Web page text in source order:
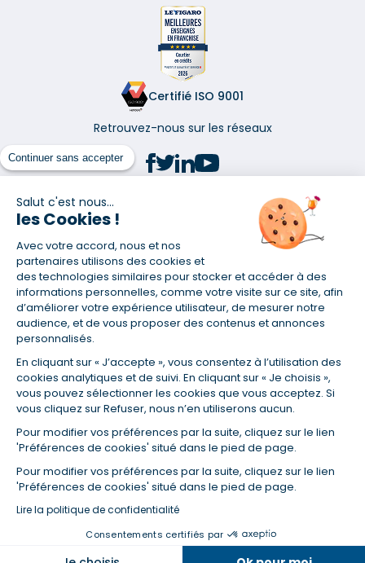
Continuer sans accepter
Salut c'est nous...
les Cookies !
Avec votre accord, nous et nos
partenaires utilisons des cookies et
des technologies similaires pour stocker et accéder à des
informations personnelles, comme votre visite sur ce site, afin
d’améliorer votre expérience utilisateur, de mesurer notre
audience, et de vous proposer des contenus et annonces
personnalisés.
En cliquant sur « J’accepte », vous consentez à l’utilisation des
cookies analytiques et de suivi. En cliquant sur « Je choisis »,
vous pouvez sélectionner les cookies que vous acceptez. Si
vous cliquez sur Refuser, nous n’en utiliserons aucun.
Pour modifier vos préférences par la suite, cliquez sur le lien
'Préférences de cookies' situé dans le pied de page.
Pour modifier vos préférences par la suite, cliquez sur le lien
'Préférences de cookies' situé dans le pied de page.
Lire la politique de confidentialité
Consentements certifiés par
Taux et tendances à suivre
Certifié ISO 9001
Retrouvez-nous sur les réseaux
(1) Taux fixe national hors assurance et selon votre profil
(2) Économie de 65 % pour l'assurance d'un prêt amortissable de 330
457,23 € à 0,90 % sur 19,5 ans, accordé à un salarié non cadre assuré à
100 % (décès, PTIA, IPP, ITT, IPP) âgé de 36 ans fumeur et une personne
salariée non cadre assurée à 100 % (décès, PTIA, IPP, ITT, IPP) âgée de 35
ans et non-fumeur, tous deux sans risque médical connu. Au
14/07/2019, coût de l'assurance proposée par la banque 179,08 €/mois
en moyenne contre 64,60 €/mois en moyenne au 14/07/2022 avec
Empruntis.com (TAEA : 0,44 %, coût total de l'assurance : 15 117,65 €).
(3) Taux minimum pour un crédit consommation d'un montant fixé entre
5 000 et 20 000 euros, selon profil et durée.
(4) La diminution du montant des mensualités entraîne l'allongement
de la durée de remboursement ainsi que la hausse du coût total du
(5) Banques de réseau, mutualistes, spécialisées, directions
régionales, organismes de crédit selon votre profil et votre demande.
Mutuelles, compagnies et courtiers d'assurances. Selon votre profil et
votre demande.
régionales, organismes de crédit, selon votre profil et votre demande.